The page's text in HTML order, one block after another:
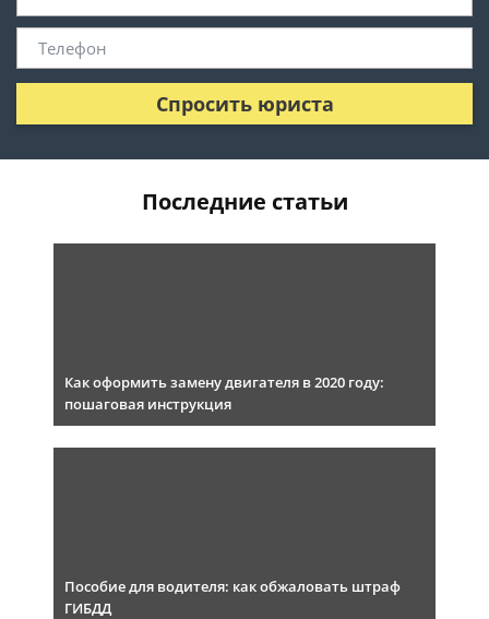
Спросить юриста
Последние статьи
Как оформить замену двигателя в 2020 году:
пошаговая инструкция
Пособие для водителя: как обжаловать штраф
ГИБДД